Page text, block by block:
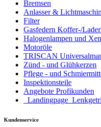
Bremsen
Anlasser &
Filter
Gasfedern Koffer-/
Halogenlampen und
Motoröle
TRISCAN
Zünd - und Glühkerzen
Pflege - und
Inspektionsteile
Angebote Profikunden
Kundenservice